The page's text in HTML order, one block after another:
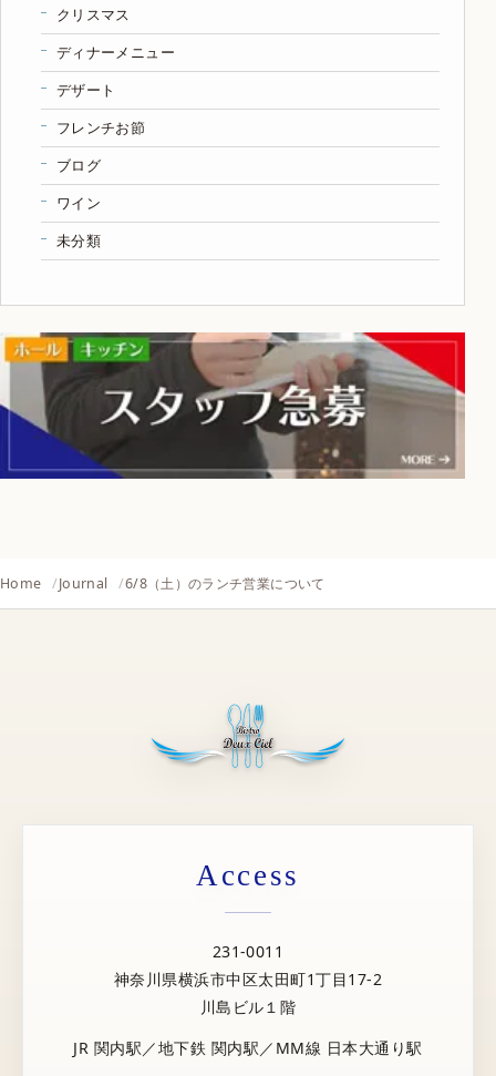
クリスマス
ディナーメニュー
デザート
フレンチお節
ブログ
ワイン
未分類
Home Journal 6/8（土）のランチ営業について
Access
231-0011
神奈川県横浜市中区太田町1丁目17-2
川島ビル１階
JR 関内駅／地下鉄 関内駅／MM線 日本大通り駅